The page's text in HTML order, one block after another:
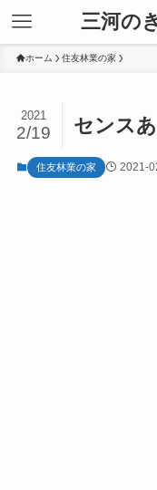
三河の
ホーム 住友林業の家
センス
2021
2/19
住友林業の家 2021-